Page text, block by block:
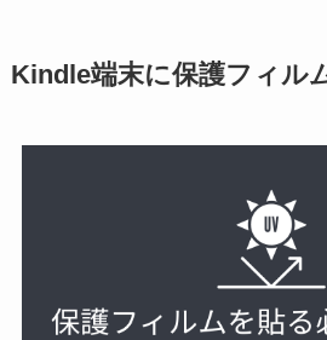
Kindle端末に保護フィル